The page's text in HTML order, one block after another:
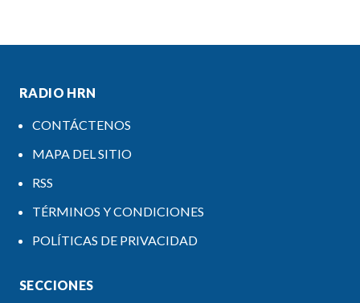
RADIO HRN
CONTÁCTENOS
MAPA DEL SITIO
RSS
TÉRMINOS Y CONDICIONES
POLÍTICAS DE PRIVACIDAD
SECCIONES